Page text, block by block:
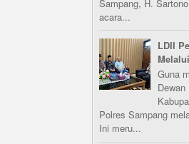
Sampang, H.
acara...
LDII
Guna
Polres Sampang
Ini meru...